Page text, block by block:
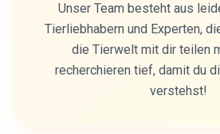
Unser Team besteht aus
Tierliebhabern und Experten,
die Tierwelt mit dir teilen
recherchieren tief, damit du
verstehst!